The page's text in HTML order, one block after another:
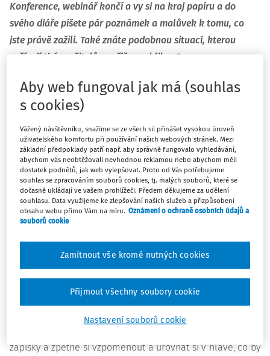
Konference, webinář končí a vy si na kraj papíru a do
svého diáře píšete pár poznámek a malůvek k tomu, co
jste právě zažili. Také znáte podobnou situaci, kterou
zažívají tisíce učitelů napříč republikou?
Zkušenosti z podobných situací jsme posbírali od učitelůa
členů společenství praxe při kampaniGramotnosti.pro
život, kterou dlouhodobě realizuje NPI ČR. Vychází ze
zkušeností projektu Podpora práce učitelů. Pedagogové
navštěvují různé semináře, akce, konference, které vás na
cestu domů vybaví: obvykle to bývá taška s propagačními
materiály, propiskou a blokem, jindy třeba jen papíry,
někdy i desky, aby se vám materiály domů lehce nesly.
Samozřejmě nikdy nešlo jen o materiální výbavu. Dostaly
se vám i informace, náměty, nápady, myšlenky, zajímavosti,
akce honilo hlavou či jste si to odnesli v propagační
taštičce. Tedy až na dobu COVIDU, kdy jsme vše zažívali jen
online a virtuálně.
na ony papíry či do bloků, které byly k dispozici, jsme si po
zápisky a zpětně si vzpomenout a urovnat si v hlavě, co by
Aby web fungoval jak má (souhlas
s cookies)
Vážený návštěvníku, snažíme se ze všech sil přinášet vysokou úroveň
uživatelského komfortu při používání našich webových stránek. Mezi
základní předpoklady patří např. aby správně fungovalo vyhledávání,
abychom vás neobtěžovali nevhodnou reklamou nebo abychom měli
dostatek podnětů, jak web vylepšovat. Proto od Vás potřebujeme
souhlas se zpracováním souborů cookies, tj. malých souborů, které se
dočasně ukládají ve vašem prohlížeči. Předem děkujeme za udělení
souhlasu. Data využijeme ke zlepšování našich služeb a přizpůsobení
obsahu webu přímo Vám na míru. Oznámení o ochraně osobních údajů a
souborů cookie
Nastavení souborů cookie
Zamítnout vše kromě nutných cookies
Přijmout všechny soubory cookie